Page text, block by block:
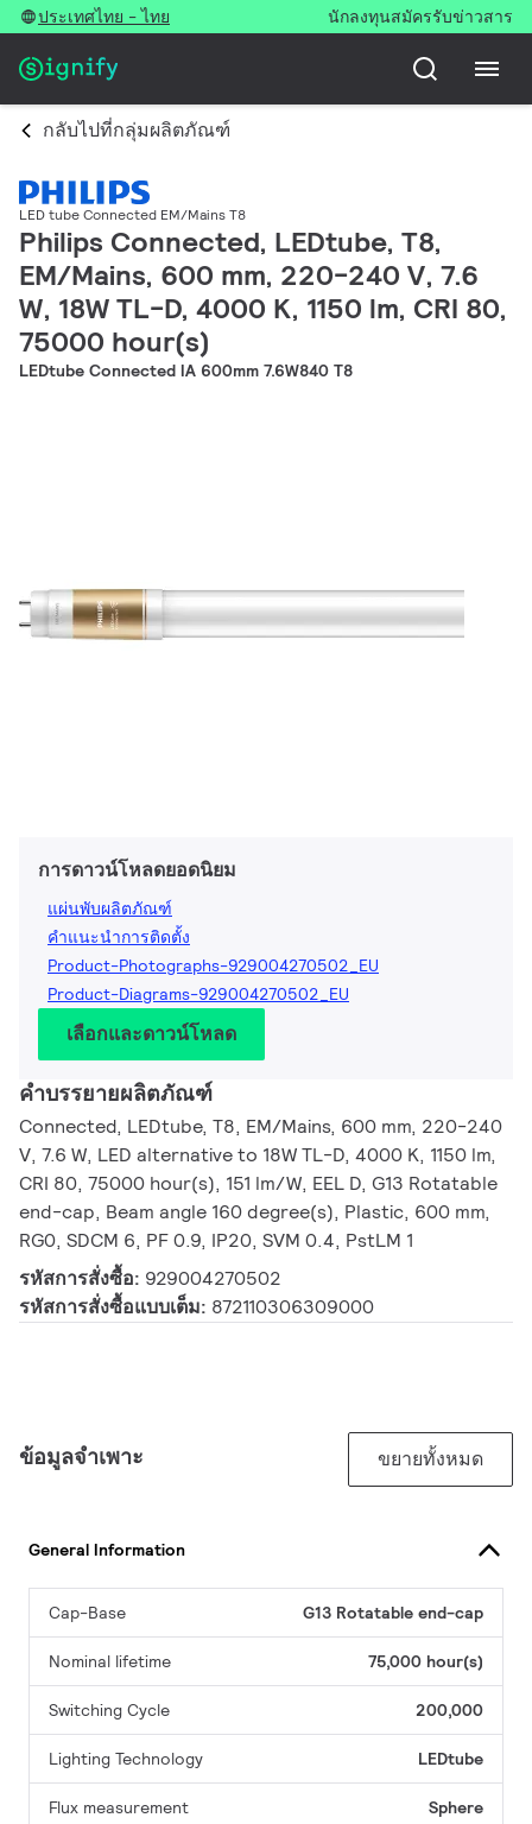
ประเทศไทย - ไทย นักลงทุนสมัครรับข่าวสาร
กลับไปที่กลุ่มผลิตภัณฑ์
LED tube Connected EM/Mains T8
Philips Connected, LEDtube, T8,
EM/Mains, 600 mm, 220-240 V, 7.6
W, 18W TL-D, 4000 K, 1150 lm, CRI 80,
75000 hour(s)
LEDtube Connected IA 600mm 7.6W840 T8
การดาวน์โหลดยอดนิยม
แผ่นพับผลิตภัณฑ์
คำแนะนำการติดตั้ง
Product-Photographs-929004270502_EU
Product-Diagrams-929004270502_EU
เลือกและดาวน์โหลด
คำบรรยายผลิตภัณฑ์
Connected, LEDtube, T8, EM/Mains, 600 mm, 220-240
V, 7.6 W, LED alternative to 18W TL-D, 4000 K, 1150 lm,
CRI 80, 75000 hour(s), 151 lm/W, EEL D, G13 Rotatable
end-cap, Beam angle 160 degree(s), Plastic, 600 mm,
RG0, SDCM 6, PF 0.9, IP20, SVM 0.4, PstLM 1
รหัสการสั่งซื้อ: 929004270502
รหัสการสั่งซื้อแบบเต็ม: 872110306309000
ข้อมูลจำเพาะ ขยายทั้งหมด
General Information
Cap-Base G13 Rotatable end-cap
Nominal lifetime 75,000 hour(s)
Switching Cycle 200,000
Lighting Technology LEDtube
Flux measurement
Sphere